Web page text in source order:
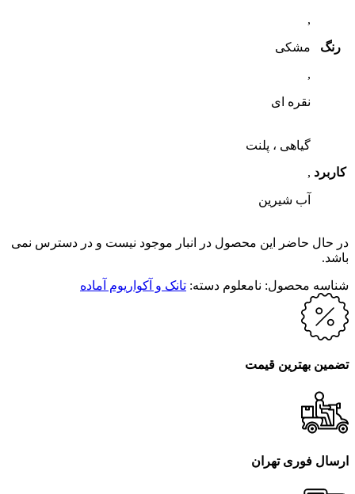
رنگ
,
مشکی
,
نقره ای
کاربرد
گیاهی ، پلنت
,
آب شیرین
در حال حاضر این محصول در انبار موجود نیست و در دسترس نمی
باشد.
شناسه محصول: نامعلوم دسته: تانک و آکواریوم آماده
تضمین بهترین قیمت
ارسال فوری تهران